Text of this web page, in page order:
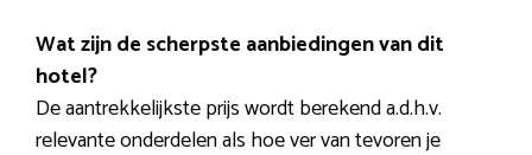
Wat zijn de scherpste aanbiedingen van dit
hotel?
De aantrekkelijkste prijs wordt berekend a.d.h.v.
relevante onderdelen als hoe ver van tevoren je